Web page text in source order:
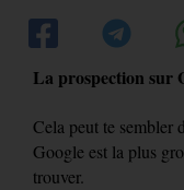
La prospection sur
Cela peut te sembler
Google est la plus
trouver.